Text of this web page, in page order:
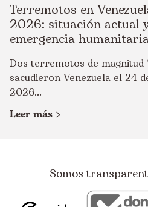
Terremotos en
2026: situación actual y
emergencia
Dos terremotos de magnitud
sacudieron Venezuela el 24
2026...
Leer más
Somos